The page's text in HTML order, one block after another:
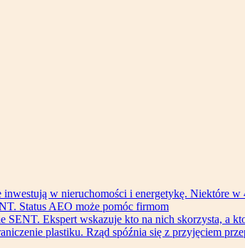
inwestują w nieruchomości i energetykę. Niektóre w
Status AEO może pomóc firmom
SENT. Ekspert wskazuje kto na nich skorzysta, a
plastiku. Rząd spóźnia się z przyjęciem